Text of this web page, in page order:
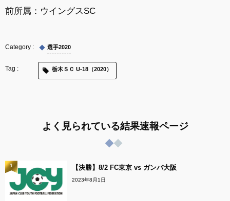
前所属：ウイングスSC
選手2020
栃木ＳＣ U-18（2020）
よく見られている結果速報ページ
【決勝】8/2 FC東京 vs ガンバ大阪
2023年8月1日
1